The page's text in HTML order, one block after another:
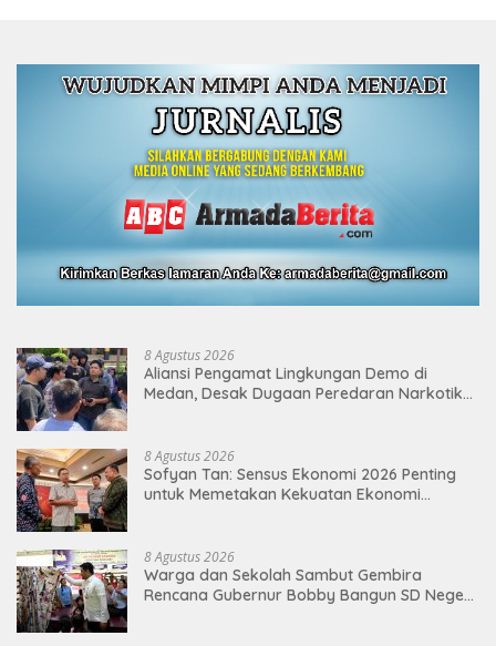
8 Agustus 2026
Aliansi Pengamat Lingkungan Demo di
Medan, Desak Dugaan Peredaran Narkotika
8 Agustus 2026
Sofyan Tan: Sensus Ekonomi 2026 Penting
untuk Memetakan Kekuatan Ekonomi
8 Agustus 2026
Warga dan Sekolah Sambut Gembira
Rencana Gubernur Bobby Bangun SD Negeri